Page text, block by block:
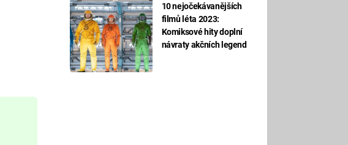
10 nejočekávanějších
filmů léta 2023:
Komiksové hity doplní
návraty akčních legend